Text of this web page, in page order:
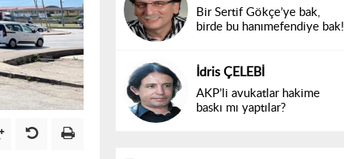
Bir Sertif Gökçe’ye bak,
birde bu hanımefendiye bak!
İdris ÇELEBİ
AKP’li avukatlar hakime
baskı mı yaptılar?